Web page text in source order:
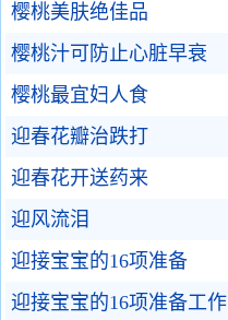
樱桃美肤绝佳品
樱桃汁可防止心脏早衰
樱桃最宜妇人食
迎春花瓣治跌打
迎春花开送药来
迎风流泪
迎接宝宝的16项准备
迎接宝宝的16项准备工作